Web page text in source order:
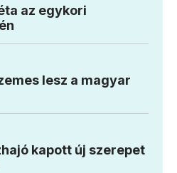
az egykori
lesz a magyar
kapott új szerepet